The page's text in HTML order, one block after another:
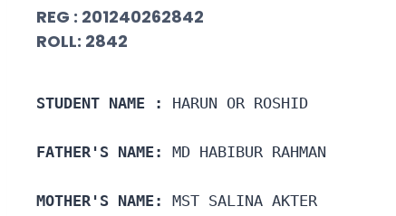
REG : 201240262842
ROLL: 2842
STUDENT NAME : HARUN OR ROSHID
FATHER'S NAME: MD HABIBUR RAHMAN
MOTHER'S NAME: MST SALINA AKTER